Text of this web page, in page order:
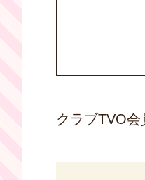
クラブTVO会